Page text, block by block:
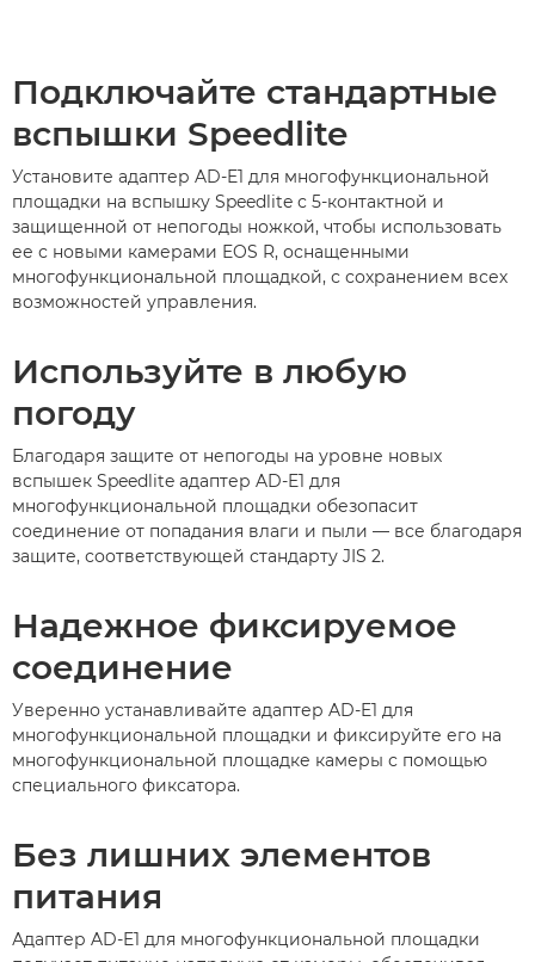
Подключайте стандартные
вспышки Speedlite
Установите адаптер AD-E1 для многофункциональной
площадки на вспышку Speedlite с 5-контактной и
защищенной от непогоды ножкой, чтобы использовать
ее с новыми камерами EOS R, оснащенными
многофункциональной площадкой, с сохранением всех
возможностей управления.
Используйте в любую
погоду
Благодаря защите от непогоды на уровне новых
вспышек Speedlite адаптер AD-E1 для
многофункциональной площадки обезопасит
соединение от попадания влаги и пыли — все благодаря
защите, соответствующей стандарту JIS 2.
Надежное фиксируемое
соединение
Уверенно устанавливайте адаптер AD-E1 для
многофункциональной площадки и фиксируйте его на
многофункциональной площадке камеры с помощью
специального фиксатора.
Без лишних элементов
питания
Адаптер AD-E1 для многофункциональной площадки